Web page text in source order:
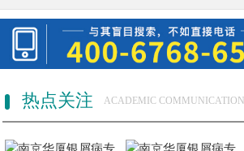
热点关注 ACADEMIC COMMUNICATION